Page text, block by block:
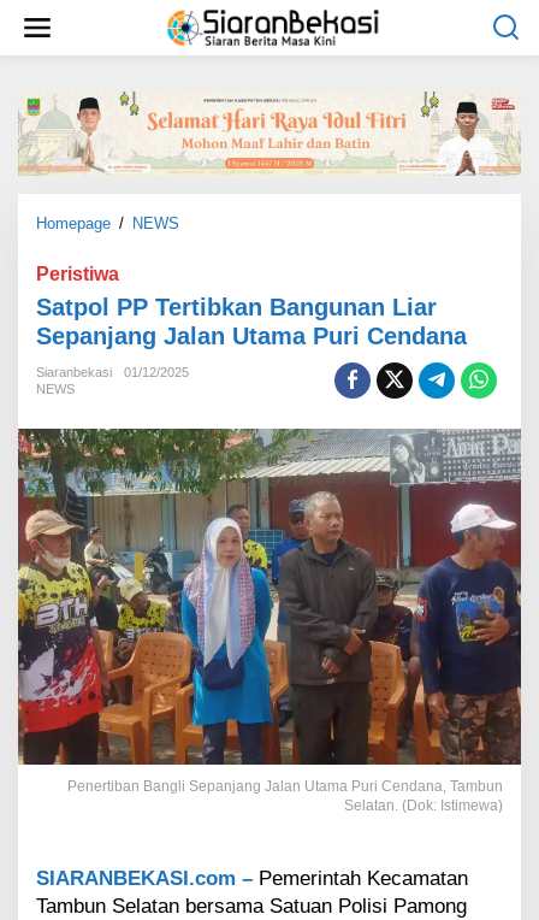
w
Homepage / NEWS
o
l
e
r
t
i
a
n
B
a
n
g
n
a
L
S
e
Peristiwa
Satpol PP Tertibkan Bangunan Liar
Sepanjang Jalan Utama Puri Cendana
Siaranbekasi
01/12/2025
NEWS
Penertiban Bangli Sepanjang Jalan Utama Puri Cendana, Tambun
Selatan. (Dok: Istimewa)
SIARANBEKASI.com – Pemerintah Kecamatan
Tambun Selatan bersama Satuan Polisi Pamong